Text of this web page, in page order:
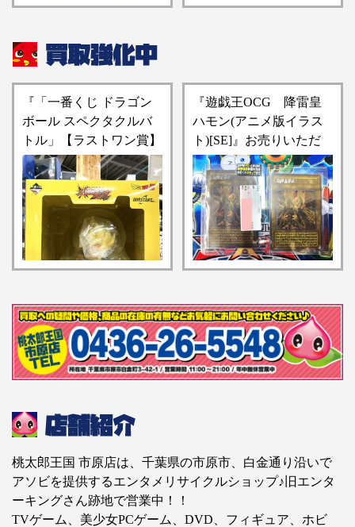
『「一番くじ ドラゴン
ボール スペクタクルバ
トル」【ラストワン賞】
超サイヤ人孫悟空
BURSTANT フィギュ
ア』買い取りさせていた
だきました！！【桃太郎
王国 市原店の買取情報
をお知らせします】
『遊戯王OCG 降雷皇
ハモン(アニメ版イラス
ト)[SE]』お売りいただ
きました！！【桃太郎王
国 市原店の入荷情報と
なります】
桃太郎王国 市原店は、千葉県の市原市、白金通り沿いで
アソビを提供するエンタメリサイクルショップ♪旧エンタ
ーキングさん跡地で営業中！！
TVゲーム、美少女PCゲーム、DVD、フィギュア、ホビ